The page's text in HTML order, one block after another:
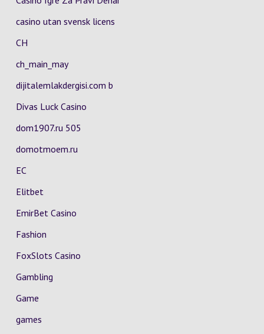
casino utan svensk licens
CH
ch_main_may
dijitalemlakdergisi.com b
Divas Luck Casino
dom1907.ru 505
domotmoem.ru
EC
Elitbet
EmirBet Casino
Fashion
FoxSlots Casino
Gambling
Game
games